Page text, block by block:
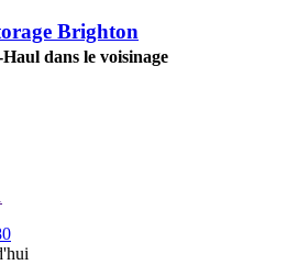
Brighton
dans le voisinage